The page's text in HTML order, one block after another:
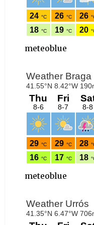
meteoblue
meteoblue